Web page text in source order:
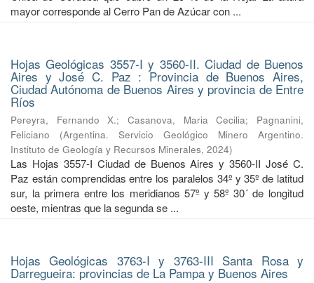
mayor corresponde al Cerro Pan de Azúcar con ...
Hojas Geológicas 3557-I y 3560-II. Ciudad de Buenos
Aires y José C. Paz : Provincia de Buenos Aires,
Ciudad Autónoma de Buenos Aires y provincia de Entre
Ríos
Pereyra, Fernando X.;Casanova, Maria Cecilia; Pagnanini,
Feliciano
(Argentina. Servicio Geológico Minero Argentino.
Instituto de Geología y Recursos Minerales, 2024)
Las Hojas 3557-I Ciudad de Buenos Aires y 3560-II José C.
Paz están comprendidas entre los paralelos 34º y 35º de latitud
sur, la primera entre los meridianos 57º y 58º 30´ de longitud
oeste, mientras que la segunda se ...
Hojas Geológicas 3763-I y 3763-III Santa Rosa y
Darregueira: provincias de La Pampa y Buenos Aires